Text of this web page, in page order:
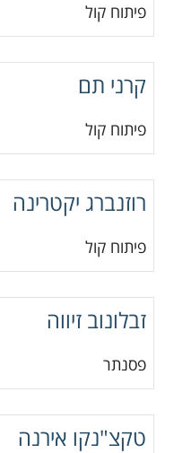
פיתוח קול
קרני תם
פיתוח קול
רוזנברג יקטרינה
פיתוח קול
זבלונוב זיווה
פסנתר
טקצ"נקו אירנה